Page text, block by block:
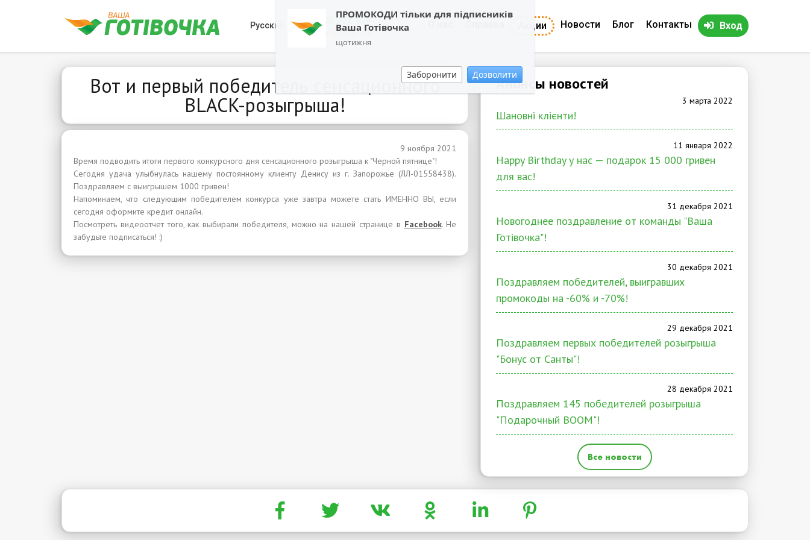
ПРОМОКОДИ тільки для підписників
Ваша Готівочка
щотижня
Заборонити Дозволити
Русский 0800 202 404
Обратный звонок
Акции Новости Блог Контакты Вход
Вот и первый победитель сенсационного
BLACK-розыгрыша!
9 ноября 2021
Время подводить итоги первого конкурсного дня сенсационного розыгрыша к "Черной пятнице"!
Сегодня удача улыбнулась нашему постоянному клиенту Денису из г. Запорожье (ЛЛ-01558438).
Поздравляем с выигрышем 1000 гривен!
Напоминаем, что следующим победителем конкурса уже завтра можете стать ИМЕННО ВЫ, если
сегодня оформите кредит онлайн.
Посмотреть видеоотчет того, как выбирали победителя, можно на нашей странице в Facebook. Не
забудьте подписаться! :)
Анонсы новостей
3 марта 2022
Шановні клієнти!
11 января 2022
Happy Birthday у нас — подарок 15 000 гривен
для вас!
31 декабря 2021
Новогоднее поздравление от команды "Ваша
Готівочка"!
30 декабря 2021
Поздравляем победителей, выигравших
промокоды на -60% и -70%!
29 декабря 2021
Поздравляем первых победителей розыгрыша
"Бонус от Санты"!
28 декабря 2021
Поздравляем 145 победителей розыгрыша
"Подарочный BOOM"!
Все новости